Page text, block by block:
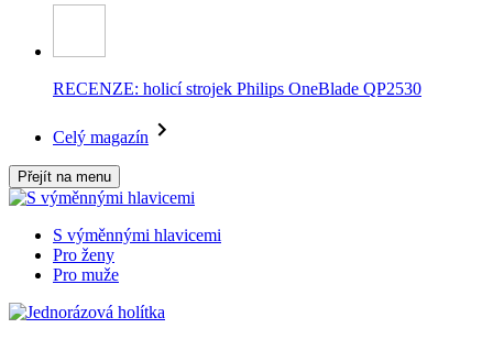
RECENZE: holicí strojek Philips OneBlade QP2530
Celý magazín
Přejít na menu
S výměnnými hlavicemi
Pro ženy
Pro muže